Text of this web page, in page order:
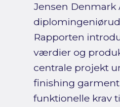
Jensen Denmark
Rapporten
værdier og
centrale projekt
finishing garment
funktionelle krav